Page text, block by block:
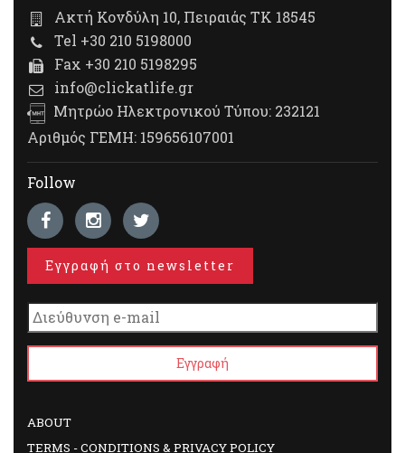
Ακτή Κονδύλη 10, Πειραιάς ΤΚ 18545
Tel +30 210 5198000
Fax +30 210 5198295
info@clickatlife.gr
Μητρώο Ηλεκτρονικού Τύπου: 232121
Αριθμός ΓΕΜΗ: 159656107001
Follow
Εγγραφή στο newsletter
ABOUT
TERMS - CONDITIONS & PRIVACY POLICY